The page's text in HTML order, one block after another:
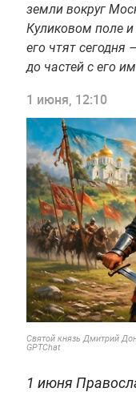
земли вокруг
Куликовом поле
его чтят сегодня
до частей с его
1 июня, 12:10
Святой князь Дмитрий
GPTChat
1 июня